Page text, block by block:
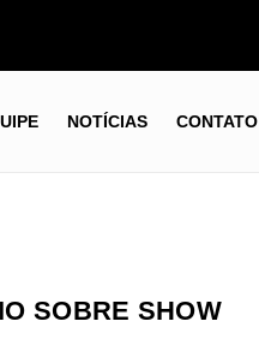
NOTÍCIAS CONTATO
SOBRE SHOW